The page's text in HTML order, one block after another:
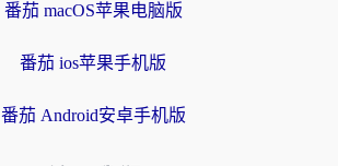
番茄 macOS苹果电脑版
番茄 ios苹果手机版
番茄 Android安卓手机版